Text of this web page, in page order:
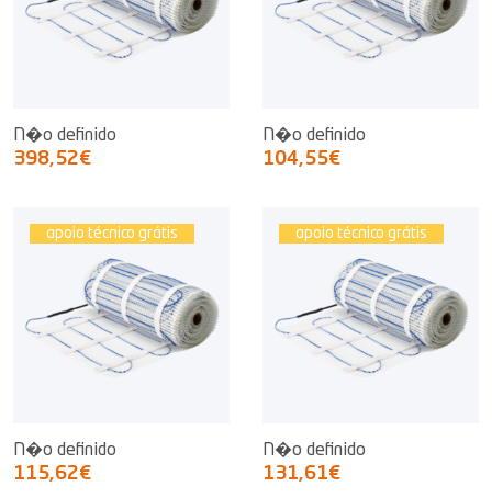
N�o definido
398,52€
N�o definido
104,55€
apoio técnico grátis
N�o definido
115,62€
apoio técnico grátis
N�o definido
131,61€